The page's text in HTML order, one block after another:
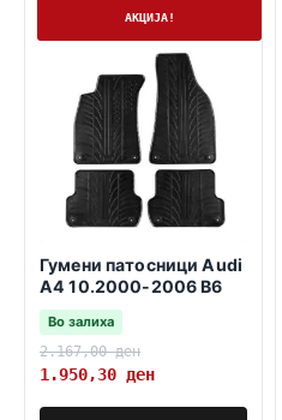
АКЦИЈА!
Гумени патосници Audi
A4 10.2000-2006 B6
Во залиха
2.167,00ден
1.950,30 ден